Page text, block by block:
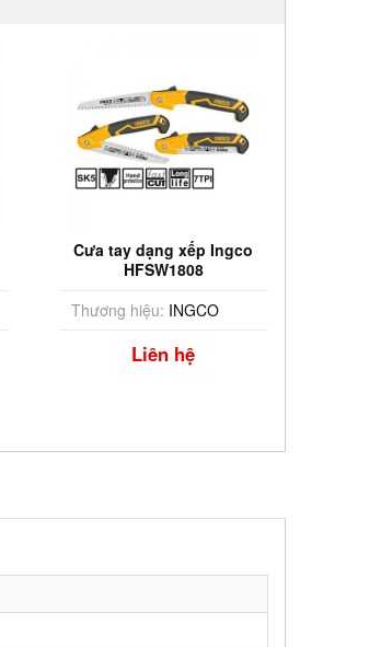
Cưa tay dạng xếp Ingco
HFSW1808
Thương hiệu: INGCO
Liên hệ